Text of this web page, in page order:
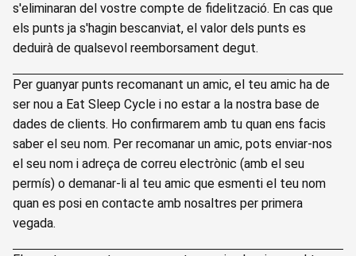
s'eliminaran del vostre compte de fidelització. En cas que
els punts ja s'hagin bescanviat, el valor dels punts es
deduirà de qualsevol reemborsament degut.
Per guanyar punts recomanant un amic, el teu amic ha de
ser nou a Eat Sleep Cycle i no estar a la nostra base de
dades de clients. Ho confirmarem amb tu quan ens facis
saber el seu nom. Per recomanar un amic, pots enviar-nos
el seu nom i adreça de correu electrònic (amb el seu
permís) o demanar-li al teu amic que esmenti el teu nom
quan es posi en contacte amb nosaltres per primera
vegada.